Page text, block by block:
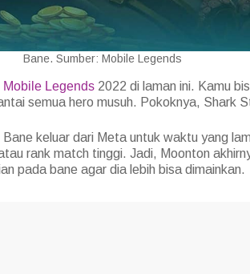
Bane. Sumber: Mobile Legends
Mobile Legends 2022 di laman ini. Kamu
semua hero musuh. Pokoknya, Shark
keluar dari Meta untuk waktu yang
rank match tinggi. Jadi, Moonton
pada bane agar dia lebih bisa dimainkan.